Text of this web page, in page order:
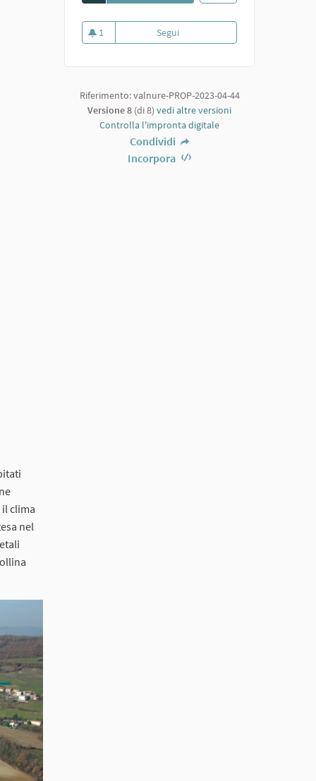
clima
nel
1
1 sostenitori
Segui
Riferimento: valnure-PROP-2023-04-44
Versione 8 (di 8) vedi altre versioni
Controlla l'impronta digitale
Condividi
Incorpora